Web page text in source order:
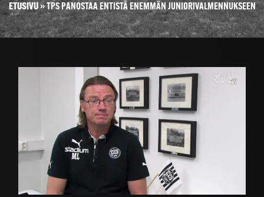
ETUSIVU»TPS PANOSTAA ENTISTÄ ENEMMÄN JUNIORIVALMENNUKSEEN